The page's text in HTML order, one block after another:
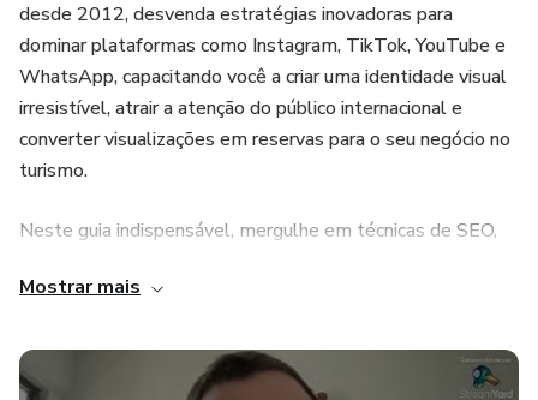
desde 2012, desvenda estratégias inovadoras para
dominar plataformas como Instagram, TikTok, YouTube e
WhatsApp, capacitando você a criar uma identidade visual
irresistível, atrair a atenção do público internacional e
converter visualizações em reservas para o seu negócio no
turismo.
Neste guia indispensável, mergulhe em técnicas de SEO,
personalizado para encantar cada cliente. Aproveite a
para tecer histórias que capturam corações e mentes,
impulsionando seu negócio para além dos horizontes.
Mostrar mais